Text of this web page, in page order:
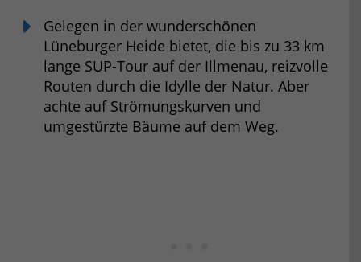
Gelegen in der wunderschönen
Lüneburger Heide bietet, die bis zu 33 km
lange SUP-Tour auf der Illmenau, reizvolle
Routen durch die Idylle der Natur. Aber
achte auf Strömungskurven und
umgestürzte Bäume auf dem Weg.